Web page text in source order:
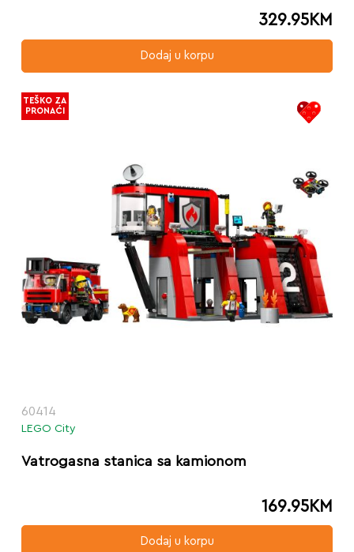
329.95KM
Dodaj u korpu
60414
LEGO City
Vatrogasna stanica sa kamionom
169.95KM
Dodaj u korpu
TEŠKO ZA
PRONAĆI